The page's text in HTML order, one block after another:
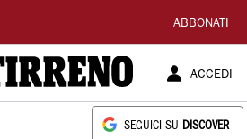
ABBONATI
ACCEDI
SEGUICI SU DISCOVER